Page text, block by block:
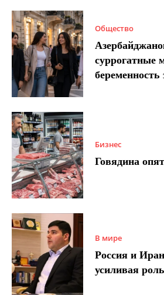
Общество
суррогатные
Бизнес
Говядина
В мире
Россия и
усиливая